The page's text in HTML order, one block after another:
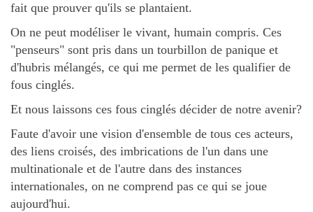
fait que prouver qu'ils se plantaient.
On ne peut modéliser le vivant, humain compris. Ces
"penseurs" sont pris dans un tourbillon de panique et
d'hubris mélangés, ce qui me permet de les qualifier de
fous cinglés.
Et nous laissons ces fous cinglés décider de notre avenir?
Faute d'avoir une vision d'ensemble de tous ces acteurs,
des liens croisés, des imbrications de l'un dans une
multinationale et de l'autre dans des instances
internationales, on ne comprend pas ce qui se joue
aujourd'hui.